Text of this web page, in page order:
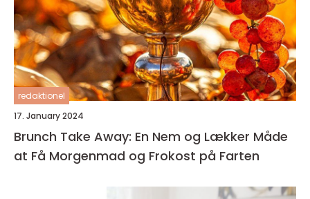
redaktionel
17. January 2024
Brunch Take Away: En Nem og Lækker Måde
at Få Morgenmad og Frokost på Farten